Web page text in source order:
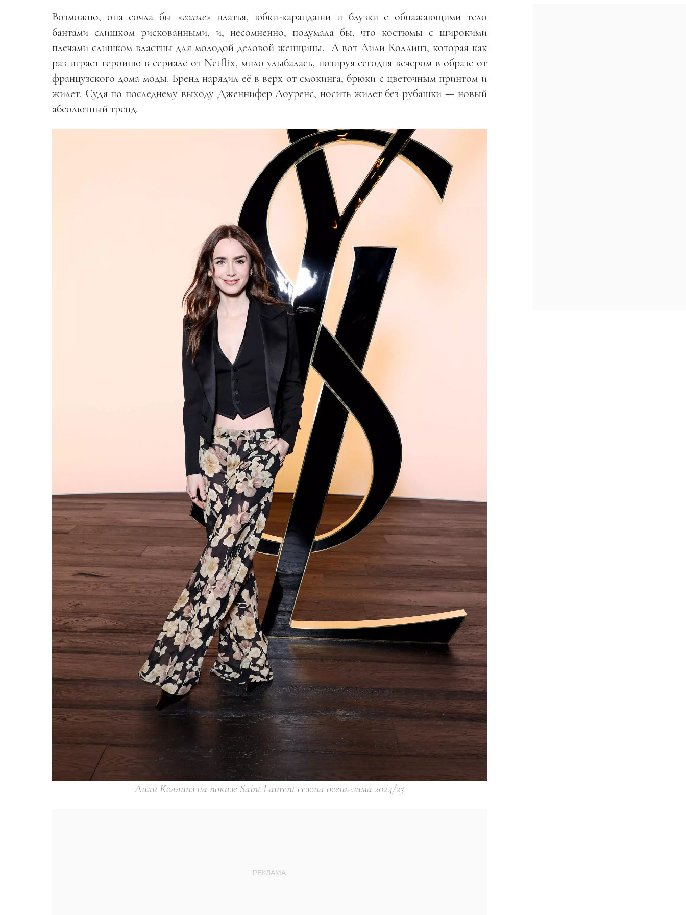
Возможно, она сочла бы «голые» платья, юбки-карандаши и блузки с обнажающими тело
бантами слишком рискованными, и, несомненно, подумала бы, что костюмы с широкими
плечами слишком властны для молодой деловой женщины. А вот Лили Коллинз, которая как
раз играет героиню в сериале от Netflix, мило улыбалась, позируя сегодня вечером в образе от
французского дома моды. Бренд нарядил её в верх от смокинга, брюки с цветочным принтом и
жилет. Судя по последнему выходу Дженнифер Лоуренс, носить жилет без рубашки — новый
абсолютный тренд.
Лили Коллинз на показе Saint Laurent сезона осень-зима 2024/25